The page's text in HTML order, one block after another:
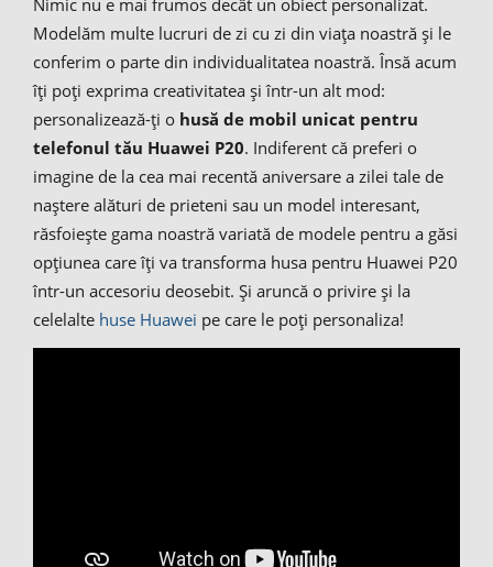
Nimic nu e mai frumos decât un obiect personalizat.
Modelăm multe lucruri de zi cu zi din viața noastră și le
conferim o parte din individualitatea noastră. Însă acum
îți poți exprima creativitatea și într-un alt mod:
personalizează-ți o husă de mobil unicat pentru
telefonul tău Huawei P20. Indiferent că preferi o
imagine de la cea mai recentă aniversare a zilei tale de
naștere alături de prieteni sau un model interesant,
răsfoiește gama noastră variată de modele pentru a găsi
opțiunea care îți va transforma husa pentru Huawei P20
într-un accesoriu deosebit. Și aruncă o privire și la
celelalte huse Huawei pe care le poți personaliza!